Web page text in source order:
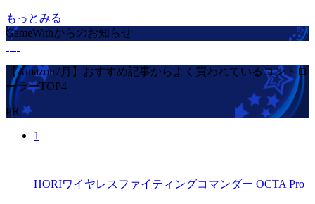
もっとみる
GameWithからのお知らせ
【Amazon7月】おすすめ記事からよく買われているコントロ
ーラーTOP4
PR
1
HORIワイヤレスファイティングコマンダー OCTA Pro